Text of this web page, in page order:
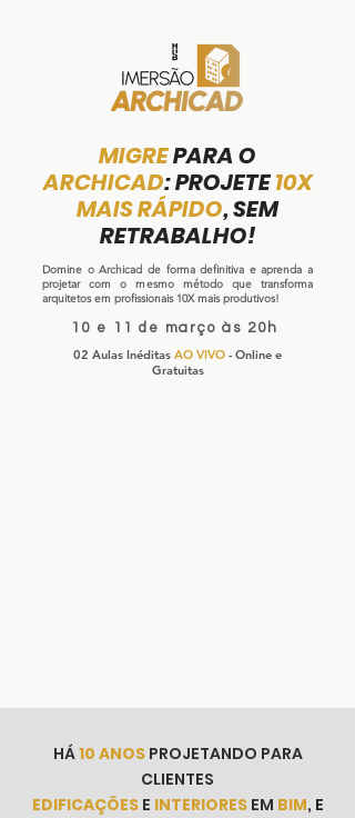
MIGREPARA O
ARCHICAD: PROJETE10X
MAIS RÁPIDO, SEM
RETRABALHO!
Domine o Archicad de forma definitiva e aprenda a
projetar com o mesmo método que transforma
arquitetos em profissionais 10X mais produtivos!
10 e 11 de março às 20h
02 Aulas Inéditas AO VIVO - Online e
Gratuitas
HÁ10 ANOSPROJETANDO PARA
CLIENTES
EDIFICAÇÕESE INTERIORES EM BIM, E